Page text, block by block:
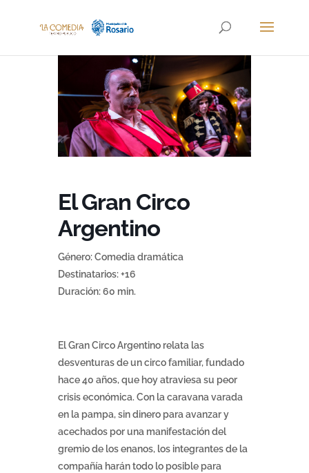
El Gran Circo
Argentino
Género: Comedia dramática
Destinatarios: +16
Duración: 60 min.
El Gran Circo Argentino relata las
desventuras de un circo familiar, fundado
hace 40 años, que hoy atraviesa su peor
crisis económica. Con la caravana varada
en la pampa, sin dinero para avanzar y
acechados por una manifestación del
gremio de los enanos, los integrantes de la
compañía harán todo lo posible para